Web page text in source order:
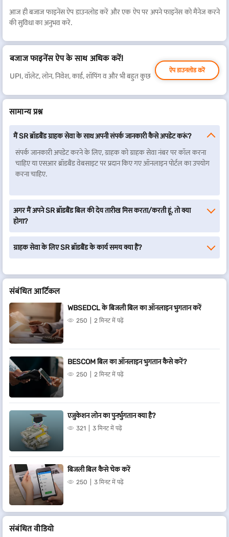
आज ही बजाज फाइनेंस ऐप डाउनलोड करें और एक ऐप पर अपने फाइनेंस को मैनेज करने
की सुविधा का अनुभव करें.
बजाज फाइनेंस ऐप के साथ अधिक करें!
UPI, वॉलेट, लोन, निवेश, कार्ड, शॉपिंग व और भी बहुत कुछ
ऐप डाउनलोड करें
सामान्य प्रश्न
मैं SR ब्रॉडबैंड ग्राहक सेवा के साथ अपनी संपर्क जानकारी कैसे अपडेट करूं?
संपर्क जानकारी अपडेट करने के लिए, ग्राहक को ग्राहक सेवा नंबर पर कॉल करना
चाहिए या एसआर ब्रॉडबैंड वेबसाइट पर प्रदान किए गए ऑनलाइन पोर्टल का उपयोग
करना चाहिए.
अगर मैं अपने SR ब्रॉडबैंड बिल की देय तारीख मिस करता/करती हूं, तो क्या
होगा?
ग्राहक सेवा के लिए SR ब्रॉडबैंड के कार्य समय क्या हैं?
संबंधित आर्टिकल
WBSEDCL के बिजली बिल का ऑनलाइन भुगतान करें
250 2 मिनट में पढ़ें
BESCOM बिल का ऑनलाइन भुगतान कैसे करें?
250 2 मिनट में पढ़ें
एजुकेशन लोन का पुनर्भुगतान क्या है?
321 3 मिनट में पढ़ें
बिजली बिल कैसे चेक करें
250 3 मिनट में पढ़ें
संबं​धित वीडियो